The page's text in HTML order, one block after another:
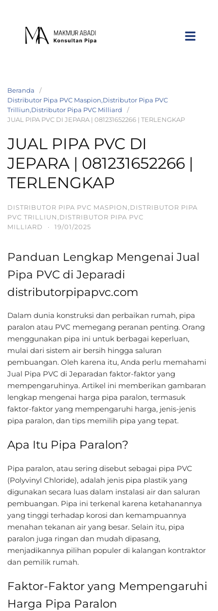
Beranda
Distributor Pipa PVC Maspion,Distributor Pipa PVC
Trilliun,Distributor Pipa PVC Milliard
JUAL PIPA PVC DI JEPARA | 081231652266 | TERLENGKAP
JUAL PIPA PVC DI
JEPARA | 081231652266 |
TERLENGKAP
DISTRIBUTOR PIPA PVC MASPION,DISTRIBUTOR PIPA
PVC TRILLIUN,DISTRIBUTOR PIPA PVC
MILLIARD
· 19/01/2025
Panduan Lengkap Mengenai Jual
Pipa PVC di Jeparadi
distributorpipapvc.com
Dalam dunia konstruksi dan perbaikan rumah, pipa
paralon atau PVC memegang peranan penting. Orang
menggunakan pipa ini untuk berbagai keperluan,
mulai dari sistem air bersih hingga saluran
pembuangan. Oleh karena itu, Anda perlu memahami
Jual Pipa PVC di Jeparadan faktor-faktor yang
mempengaruhinya. Artikel ini memberikan gambaran
lengkap mengenai harga pipa paralon, termasuk
faktor-faktor yang mempengaruhi harga, jenis-jenis
pipa paralon, dan tips memilih pipa yang tepat.
Apa Itu Pipa Paralon?
Pipa paralon, atau sering disebut sebagai pipa PVC
(Polyvinyl Chloride), adalah jenis pipa plastik yang
digunakan secara luas dalam instalasi air dan saluran
pembuangan. Pipa ini terkenal karena ketahanannya
yang tinggi terhadap korosi dan kemampuannya
menahan tekanan air yang besar. Selain itu, pipa
paralon juga ringan dan mudah dipasang,
menjadikannya pilihan populer di kalangan kontraktor
dan pemilik rumah.
Faktor-Faktor yang Mempengaruhi
Harga Pipa Paralon